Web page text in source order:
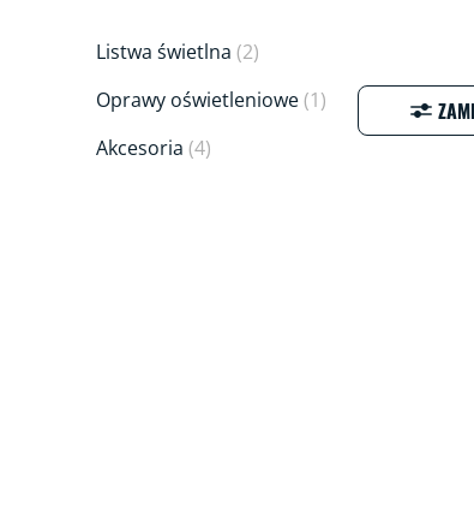
Listwa świetlna (2)
Oprawy oświetleniowe(1)
Akcesoria (4)